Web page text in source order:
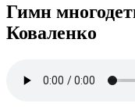
Гимн
Коваленко